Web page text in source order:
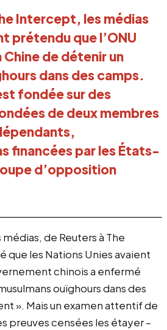
Intercept, les médias
prétendu que l’ONU
de détenir un
dans des camps.
fondée sur des
de deux membres
financées par les États-
d’opposition
de Reuters à The
les Nations Unies avaient
chinois a enfermé
ouïghours dans des
». Mais un examen attentif de
preuves censées les étayer –